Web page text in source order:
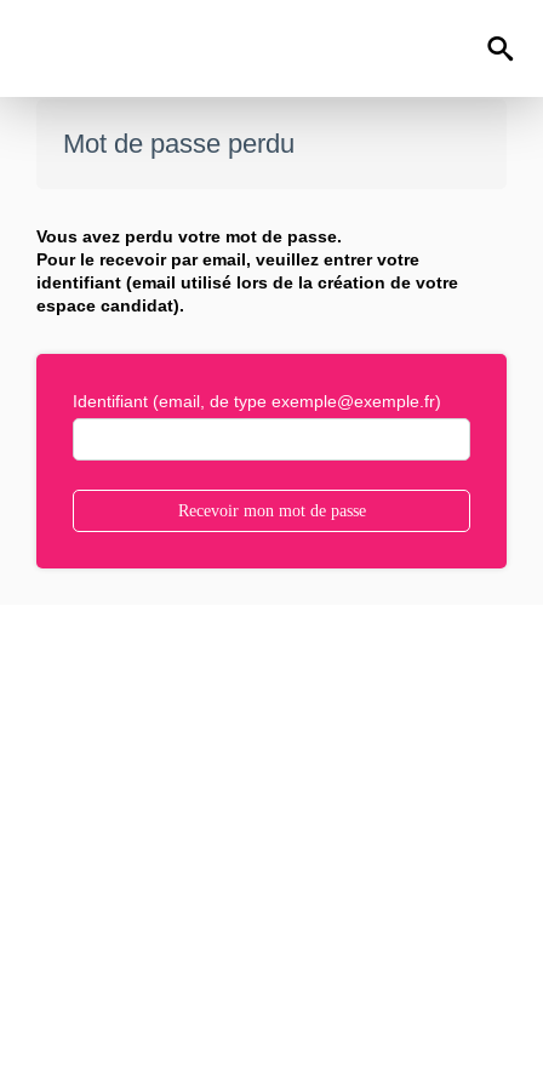
Mot de passe perdu
Vous avez perdu votre mot de passe.
Pour le recevoir par email, veuillez entrer votre
identifiant (email utilisé lors de la création de votre
espace candidat).
Identifiant (email, de type exemple@exemple.fr)